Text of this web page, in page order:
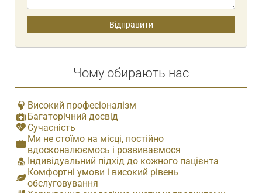
Чому обирають нас
Високий професіоналізм
Багаторічний досвід
Сучасність
Ми не стоїмо на місці, постійно
вдосконалюємось і розвиваємося
Індивідуальний підхід до кожного пацієнта
Комфортні умови і високий рівень
обслуговування